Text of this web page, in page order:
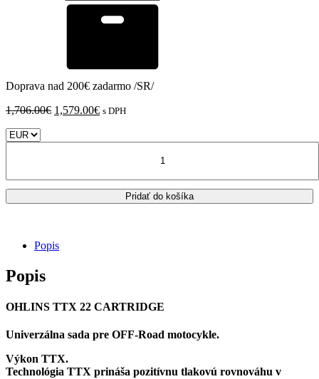
Doprava nad 200€ zadarmo /SR/
1,706.00€ Pôvodná
1,579.00€Aktuálna
s DPH
days
tlmiče
OHLINS
TTX22
MX
kit
-
FCX
Pridať do košíka
Popis
Popis
OHLINS TTX 22 CARTRIDGE
Univerzálna sada pre OFF-Road motocykle.
Výkon TTX.
Technológia TTX prináša pozitívnu tlakovú rovnováhu v